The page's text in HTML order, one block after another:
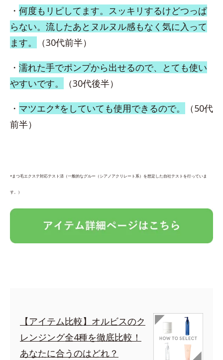
・ 何度もリピしてます。スッキリするけどつっぱ
らない。流したあとヌルヌル感もなく気に入って
ます。
（30代前半）
・ 濡れた手でポンプから出せるので、とても使い
やすいです。
（30代後半）
・ マツエク*をしていても使用できるので。
（50代
前半）
*まつ毛エクステ対応テスト済（一般的なグルー（シアノアクリレート系）を想定した自社テストを行っていま
す。）
【アイテム比較】オルビスのク
レンジング全4種を徹底比較！
あなたに合うのはどれ？